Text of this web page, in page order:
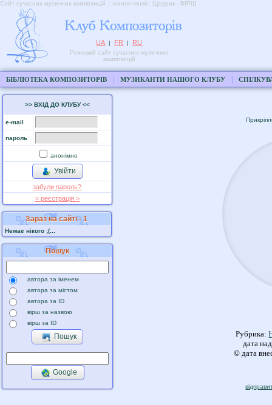
Сайт сучасних музичних композицій :: ivanov-music: Щедрик - ВІРШ
UA | FR | RU
Рожевий сайт сучасних музичних
композицій
БІБЛІОТЕКА КОМПОЗИТОРІВ МУЗИКАНТИ НАШОГО КЛУБУ
>> ВХІД ДО КЛУБУ <<
e-mail
пароль
анонімно
Увійти
забули пароль?
< реєстрaція >
Зараз на сайті - 1
Немає нікого ;(...
Пошук
автора за іменем
автора за містом
автора за ID
вірш за назвою
вірш за ID
Пошук
Google
Рубрика:
дата
© дата